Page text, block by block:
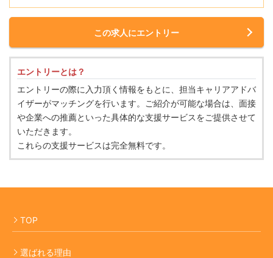
この求人にエントリー
エントリーとは？
エントリーの際に入力頂く情報をもとに、担当キャリアアドバ
イザーがマッチングを行います。ご紹介が可能な場合は、面接
や企業への推薦といった具体的な支援サービスをご提供させて
いただきます。
これらの支援サービスは完全無料です。
TOP
選ばれる理由